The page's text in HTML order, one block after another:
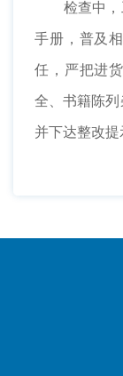
检查中，
手册，普及
任，严把进
全、书籍陈
并下达整改提